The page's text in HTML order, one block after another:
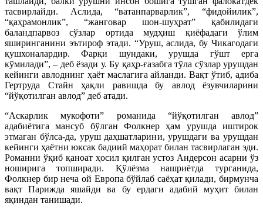
тасвирлайди. Аслида, “ватанпарварлик”, “фидойилик”,
“қаҳрамонлик”, “жанговар шон-шуҳрат” қабилидаги
баландпарвоз сўзлар ортида мудҳиш қиёфадаги ўлим
яширинганини эътироф этади. “Уруш, аслида, бу Чикагодаги
қушхоналардир. Фарқи шундаки, урушда гўшт ерга
кўмилади”, – деб ёзади у. Бу қаҳр-ғазабга тўла сўзлар урушдан
кейинги авлоднинг ҳаёт маслагига айланди. Вақт ўтиб, адиба
Гертруда Стайн ҳақли равишда бу авлод ёзувчиларини
“йўқотилган авлод” деб атади.
“Аскарлик мукофоти” романида “йўқотилган авлод”
адабиётига мансуб бўлган Фолкнер ҳам урушда иштирок
этмаган бўлса-да, уруш даҳшатларини, урушдаги ва урушдан
кейинги ҳаётни юксак бадиий маҳорат билан тасвирлаган эди.
Романни ўқиб қаноат ҳосил қилган устоз Андерсон асарни ўз
ноширига топширади. Қўлёзма нашриётда турганида,
Фолкнер бир неча ой Европа бўйлаб саёҳат қилади, бирмунча
вақт Парижда яшайди ва бу ердаги адабий муҳит билан
яқиндан танишади.